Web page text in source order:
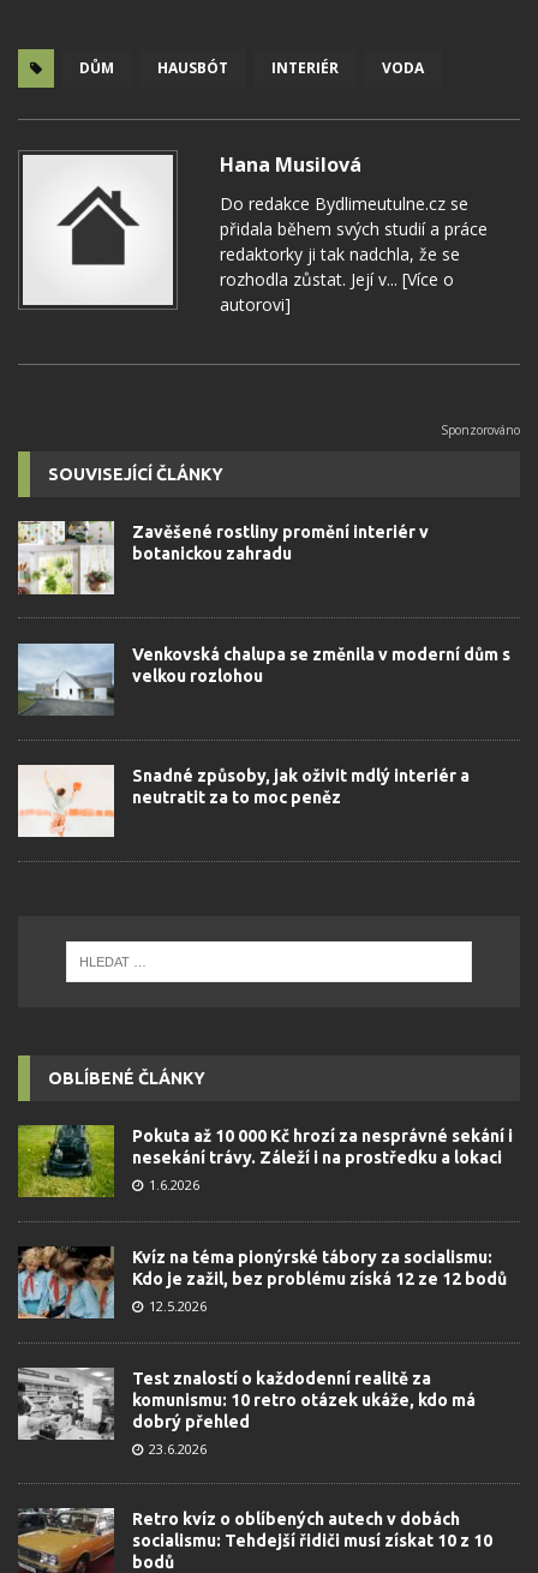
DŮM HAUSBÓT INTERIÉR VODA
Hana Musilová
Do redakce Bydlimeutulne.cz se
přidala během svých studií a práce
redaktorky ji tak nadchla, že se
rozhodla zůstat. Její v... [Více o
autorovi]
SOUVISEJÍCÍ ČLÁNKY
Zavěšené rostliny promění interiér v
botanickou zahradu
Venkovská chalupa se změnila v moderní dům s
velkou rozlohou
Snadné způsoby, jak oživit mdlý interiér a
neutratit za to moc peněz
OBLÍBENÉ ČLÁNKY
Pokuta až 10 000 Kč hrozí za nesprávné sekání i
nesekání trávy. Záleží i na prostředku a lokaci
1.6.2026
Kvíz na téma pionýrské tábory za socialismu:
Kdo je zažil, bez problému získá 12 ze 12 bodů
12.5.2026
Test znalostí o každodenní realitě za
komunismu: 10 retro otázek ukáže, kdo má
dobrý přehled
23.6.2026
Retro kvíz o oblíbených autech v dobách
socialismu: Tehdejší řidiči musí získat 10 z 10
bodů